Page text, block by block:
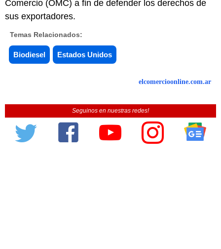
Comercio (OMC) a fin de defender los derechos de
sus exportadores.
Temas Relacionados:
Biodiesel Estados Unidos
elcomercioonline.com.ar
Seguinos en nuestras redes!